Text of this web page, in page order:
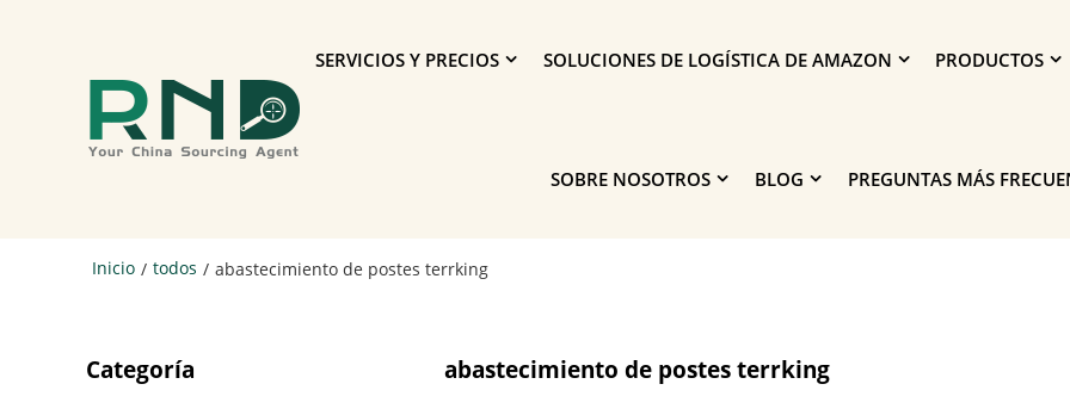
SERVICIOS Y PRECIOS SOLUCIONES DE LOGÍSTICA DE AMAZON PRODUCTOS
SOBRE NOSOTROS BLOG PREGUNTAS MÁS
Inicio / todos / abastecimiento de postes terrking
Categoría abastecimiento de postes terrking